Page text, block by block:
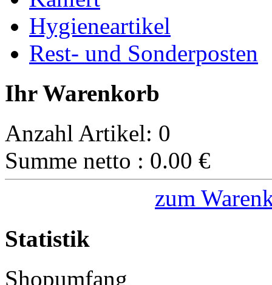
Hygieneartikel
Rest- und Sonderposten
Ihr Warenkorb
Anzahl Artikel: 0
Summe netto : 0.00 €
zum
Statistik
Shopumfang